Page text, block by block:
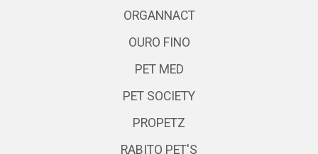
ORGANNACT
OURO FINO
PET MED
PET SOCIETY
PROPETZ
RABITO PET'S